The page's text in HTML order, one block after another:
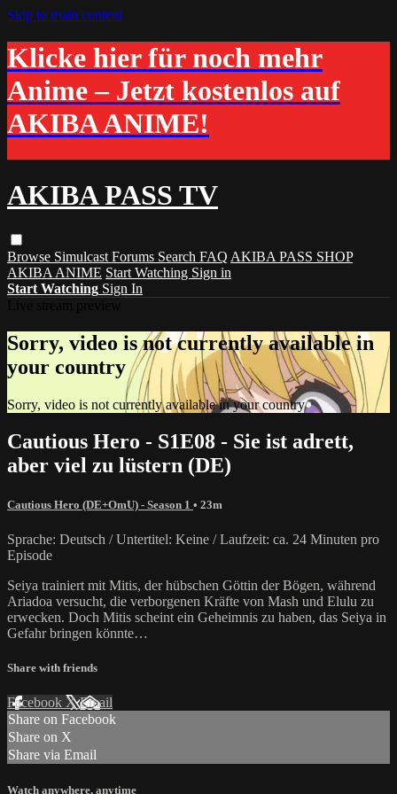
Skip to main content
Klicke hier für noch mehr
Anime – Jetzt kostenlos auf
AKIBA ANIME!
AKIBA PASS TV
Browse Simulcast Forums Search FAQ AKIBA PASS SHOP
AKIBA ANIME Start Watching Sign in
Start Watching Sign In
Sorry, video is not currently available in
your country
Sorry, video is not currently available in your country
Cautious Hero - S1E08 - Sie ist adrett,
aber viel zu lüstern (DE)
Cautious Hero (DE+OmU) - Season 1 • 23m
Sprache: Deutsch / Untertitel: Keine / Laufzeit: ca. 24 Minuten pro
Episode
Seiya trainiert mit Mitis, der hübschen Göttin der Bögen, während
Ariadoa versucht, die verborgenen Kräfte von Mash und Elulu zu
erwecken. Doch Mitis scheint ein Geheimnis zu haben, das Seiya in
Gefahr bringen könnte…
Share with friends
Facebook XEmail
Share on Facebook
Share on X
Share via Email
Watch anywhere, anytime